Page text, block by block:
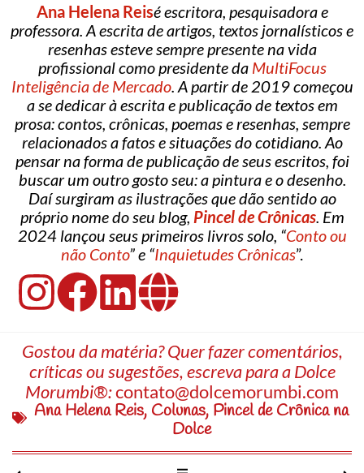
Ana Helena Reisé escritora, pesquisadora e
professora. A escrita de artigos, textos jornalísticos e
resenhas esteve sempre presente na vida
profissional como presidente da MultiFocus
Inteligência de Mercado. A partir de 2019 começou
a se dedicar à escrita e publicação de textos em
prosa: contos, crônicas, poemas e resenhas, sempre
relacionados a fatos e situações do cotidiano. Ao
pensar na forma de publicação de seus escritos, foi
buscar um outro gosto seu: a pintura e o desenho.
Daí surgiram as ilustrações que dão sentido ao
próprio nome do seu blog, Pincel de Crônicas. Em
2024 lançou seus primeiros livros solo, “Conto ou
não Conto” e “Inquietudes Crônicas”.
Gostou da matéria? Quer fazer comentários,
críticas ou sugestões, escreva para a Dolce
Morumbi®:contato@dolcemorumbi.com
Ana Helena Reis, Colunas, Pincel de Crônica na
Dolce